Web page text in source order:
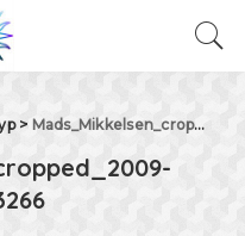
> Mads_Mikkelsen_cropped_2009-3785873266